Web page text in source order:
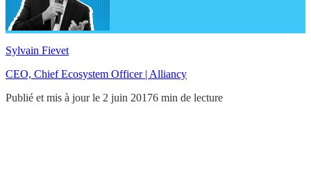
Sylvain Fievet
CEO, Chief Ecosystem Officer | Alliancy
Publié et mis à jour le 2 juin 20176 min de lecture